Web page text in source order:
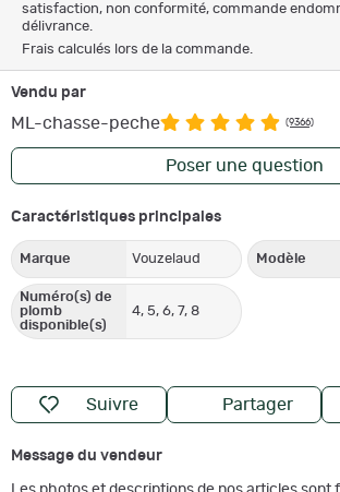
satisfaction, non conformité, commande
délivrance.
Frais calculés lors de la commande.
Vendu par
ML-chasse-peche (9366)
Poser une question
Caractéristiques principales
Marque Vouzelaud Modèle
Numéro(s) de
plomb
disponible(s)
4, 5, 6, 7, 8
Suivre Partager
Message du vendeur